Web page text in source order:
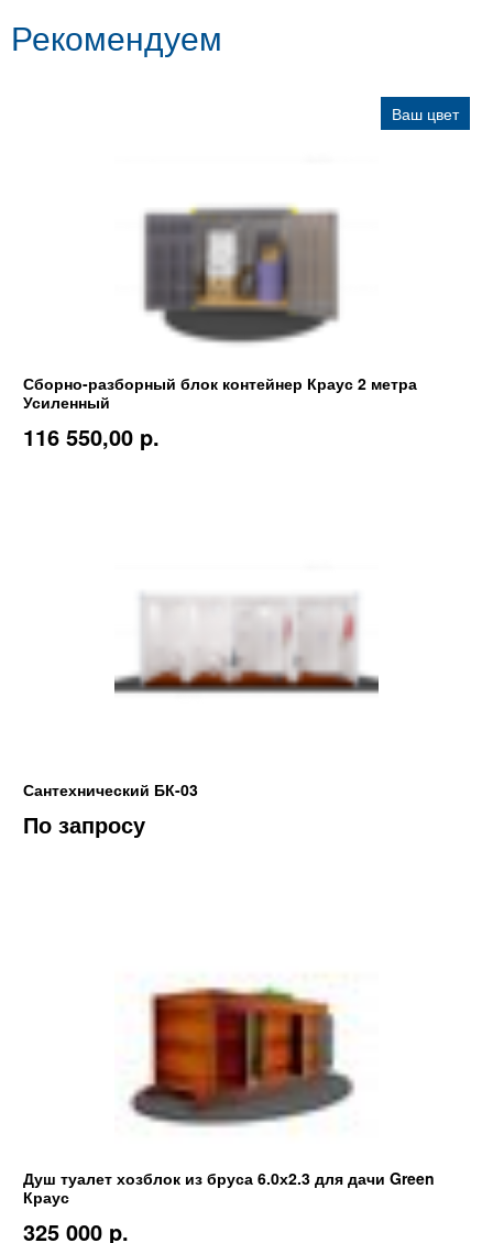
Рекомендуем
Ваш цвет
Сборно-разборный блок контейнер Краус 2 метра
Усиленный
116 550,00 p.
Сантехнический БК-03
По запросу
Душ туалет хозблок из бруса 6.0х2.3 для дачи Green
Краус
325 000 p.